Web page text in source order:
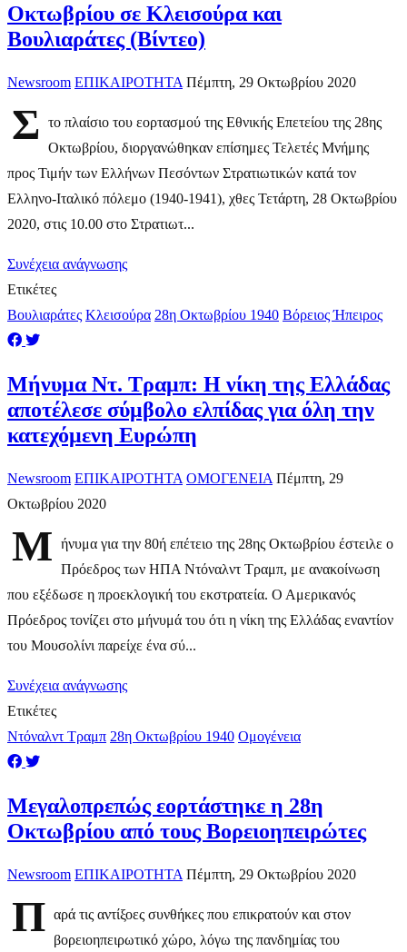
Οκτωβρίου σε Κλεισούρα και
Βουλιαράτες (Βίντεο)
Newsroom ΕΠΙΚΑΙΡΟΤΗΤΑ Πέμπτη, 29 Οκτωβρίου 2020
Σ
το πλαίσιο του εορτασμού της Εθνικής Επετείου της 28ης
Οκτωβρίου, διοργανώθηκαν επίσημες Τελετές Μνήμης
προς Τιμήν των Ελλήνων Πεσόντων Στρατιωτικών κατά τον
Ελληνο-Ιταλικό πόλεμο (1940-1941), χθες Τετάρτη, 28 Οκτωβρίου
2020, στις 10.00 στο Στρατιωτ...
Συνέχεια ανάγνωσης
Ετικέτες
Βουλιαράτες Κλεισούρα 28η Οκτωβρίου 1940 Βόρειος Ήπειρος
Μήνυμα Ντ. Τραμπ: Η νίκη της Ελλάδας
αποτέλεσε σύμβολο ελπίδας για όλη την
κατεχόμενη Ευρώπη
Newsroom ΕΠΙΚΑΙΡΟΤΗΤΑ ΟΜΟΓΕΝΕΙΑ Πέμπτη, 29
Οκτωβρίου 2020
Μ
ήνυμα για την 80ή επέτειο της 28ης Οκτωβρίου έστειλε ο
Πρόεδρος των ΗΠΑ Ντόναλντ Τραμπ, με ανακοίνωση
που εξέδωσε η προεκλογική του εκστρατεία. Ο Αμερικανός
Πρόεδρος τονίζει στο μήνυμά του ότι η νίκη της Ελλάδας εναντίον
του Μουσολίνι παρείχε ένα σύ...
Συνέχεια ανάγνωσης
Ετικέτες
Ντόναλντ Τραμπ 28η Οκτωβρίου 1940 Ομογένεια
Μεγαλοπρεπώς εορτάστηκε η 28η
Οκτωβρίου από τους Βορειοηπειρώτες
Newsroom ΕΠΙΚΑΙΡΟΤΗΤΑ Πέμπτη, 29 Οκτωβρίου 2020
Π αρά τις αντίξοες συνθήκες που επικρατούν και στον
βορειοηπειρωτικό χώρο, λόγω της πανδημίας του